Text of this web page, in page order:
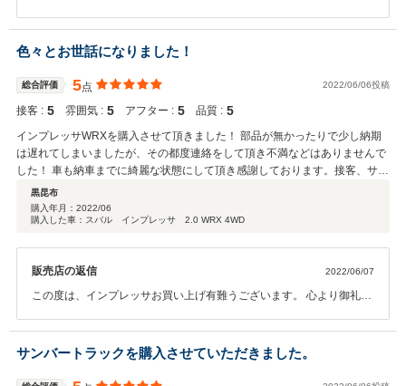
いと気が済まないんだ」「みんなの喜ぶ顔が見たいだけだから」と仰ってま
した。言葉ではなく行動で示しているので、本心からそう思って仕事をして
るんだなと思いました。 社長だけでなく従業員の方々も皆さん人柄が暖か
く、ここで車を購入して本当に良かったと思います。 こちらは車だけでな
た末永く、お付き合いさせていただきたいと思っています。
納車時の笑顔、最高に嬉しかったです。 今後とも何なりとお申し付け
ください。お待ち致しております。 猛暑の折りお身体ご自愛下さい。
色々とお世話になりました！
総合評価 5点 2022/06/06投稿
接客 : 5 雰囲気 : 5 アフター : 5 品質 : 5
インプレッサWRXを購入させて頂きました！ 部品が無かったりで少し納期
は遅れてしまいましたが、その都度連絡をして頂き不満などはありませんで
した！ 車も納車までに綺麗な状態にして頂き感謝しております。接客、サー
ビス性、どれをとっても満足してます！ また何かあればお世話になりたいと
思えるお店でした！この度は本当にありがとうございました！
黒昆布
購入年月： 2022/06
購入した車：スバル インプレッサ 2.0 WRX 4WD
販売店の返信 2022/06/07
この度は、インプレッサお買い上げ有難うございます。 心より御礼申
胸にスタッフ一同真剣にサービス向上に取り組んで参ります。 今後と
もご指導のほど宜しくお願い致します。
サンバートラックを購入させていただきました。